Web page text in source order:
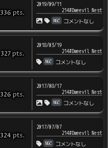
pts.
2019/09/11
214#Dweevil Nest
NGC コメントなし
pts.
2018/03/19
214#Dweevil Nest
NGC コメントなし
pts.
2017/08/17
214#Dweevil Nest
NGC コメントなし
pts.
2017/07/07
214#Dweevil Nest
NGC コメントなし